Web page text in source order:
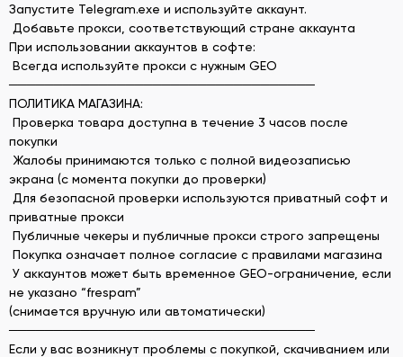
Запустите Telegram.exe и используйте аккаунт.
Добавьте прокси, соответствующий стране аккаунта
При использовании аккаунтов в софте:
Всегда используйте прокси с нужным GEO
──────────────────────────────────
ПОЛИТИКА МАГАЗИНА:
Проверка товара доступна в течение 3 часов после
покупки
Жалобы принимаются только с полной видеозаписью
экрана (с момента покупки до проверки)
Для безопасной проверки используются приватный софт и
приватные прокси
Публичные чекеры и публичные прокси строго запрещены
Покупка означает полное согласие с правилами магазина
У аккаунтов может быть временное GEO-ограничение, если
не указано “frespam”
(снимается вручную или автоматически)
──────────────────────────────────
Если у вас возникнут проблемы с покупкой, скачиванием или